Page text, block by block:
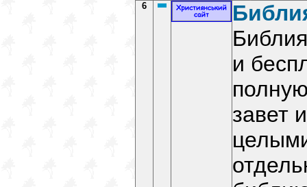
6
и
завет